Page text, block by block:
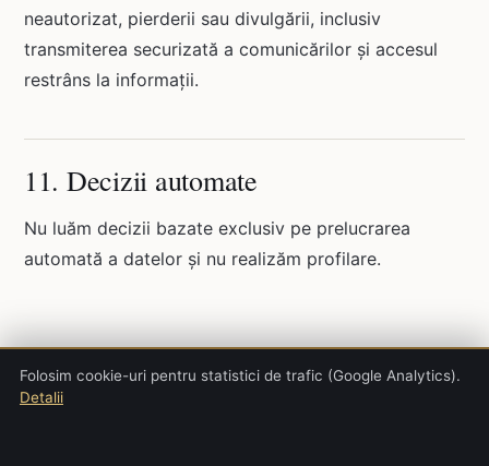
neautorizat, pierderii sau divulgării, inclusiv
transmiterea securizată a comunicărilor și accesul
restrâns la informații.
11. Decizii automate
Nu luăm decizii bazate exclusiv pe prelucrarea
automată a datelor și nu realizăm profilare.
Putem actualiza prezenta politică pentru a reflecta
Folosim cookie-uri pentru statistici de trafic (Google Analytics).
Detalii